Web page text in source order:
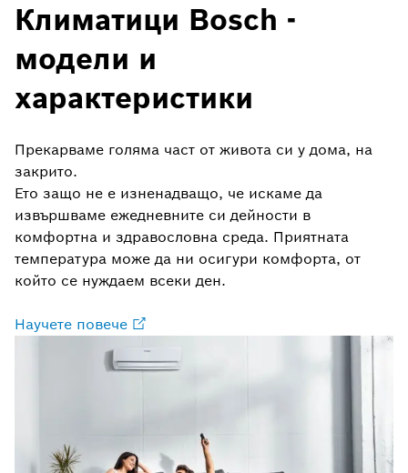
Климатици Bosch -
модели и
характеристики
Прекарваме голяма част от живота си у дома, на
закрито.
Ето защо не е изненадващо, че искаме да
извършваме ежедневните си дейности в
комфортна и здравословна среда. Приятната
температура може да ни осигури комфорта, от
който се нуждаем всеки ден.
Научете повече